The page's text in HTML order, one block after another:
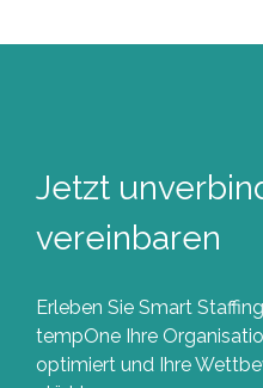
Jetzt
vereinbaren
Erleben Sie Smart
tempOne Ihre
optimiert und Ihre